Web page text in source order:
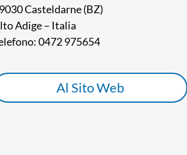
Casteldarne (BZ)
Adige – Italia
0472 975654
Al Sito Web